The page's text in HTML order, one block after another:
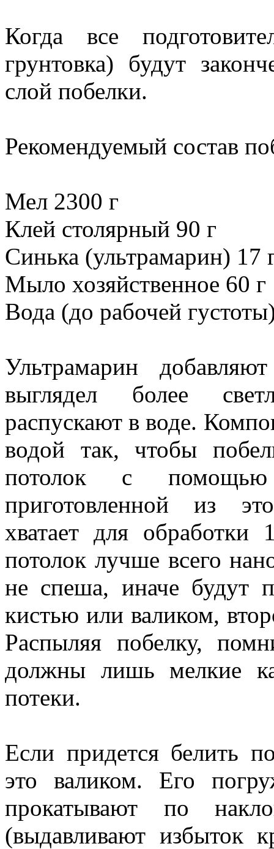
Когда все
грунтовка) будут
слой побелки.
Рекомендуемый состав
Мел 2300 г
Клей столярный 90 г
Синька (ультрамарин) 17
Мыло хозяйственное 60 г
Вода (до рабочей
Ультрамарин
выглядел более
распускают в воде.
водой так, чтобы
потолок с помощью
приготовленной из
хватает для
потолок лучше всего
не спеша, иначе будут
кистью или валиком,
Распыляя побелку,
должны лишь мелкие
потеки.
Если придется белить
это валиком. Его
прокатывают по
(выдавливают избыток